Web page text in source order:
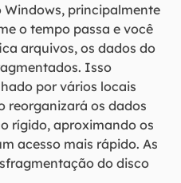
principalmente
o tempo passa e você
arquivos, os dados do
Isso
por vários locais
reorganizará os dados
rígido, aproximando os
acesso mais rápido. As
do disco